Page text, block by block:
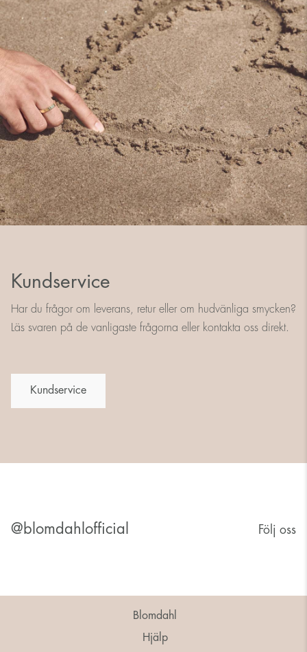
Kundservice
Har du frågor om leverans, retur eller om hudvänliga smycken?
Läs svaren på de vanligaste frågorna eller kontakta oss direkt.
Kundservice
@blomdahlofficial Följ oss
Blomdahl
Hjälp